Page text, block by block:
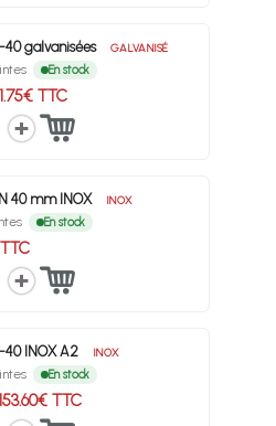
40 galvanisées GALVANISÉ
En stock
TTC
40 mm INOX INOX
En stock
40 INOX A2 INOX
En stock
153.60€ TTC